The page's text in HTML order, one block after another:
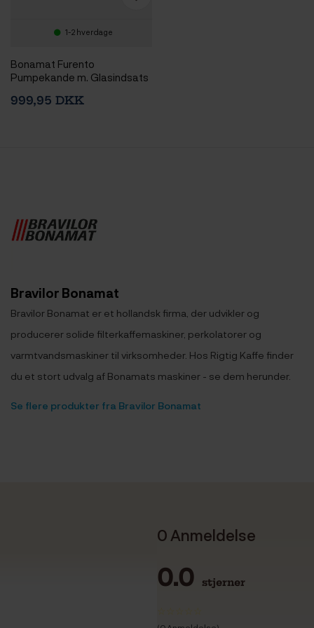
1-2 hverdage
Bonamat Furento
Pumpekande m. Glasindsats
999,95 DKK
Bravilor Bonamat
Bravilor Bonamat er et hollandsk firma, der udvikler og
producerer solide filterkaffemaskiner, perkolatorer og
varmtvandsmaskiner til virksomheder. Hos Rigtig Kaffe finder
du et stort udvalg af Bonamats maskiner - se dem herunder.
Se flere produkter fra Bravilor Bonamat
0 Anmeldelse
0.0 stjerner